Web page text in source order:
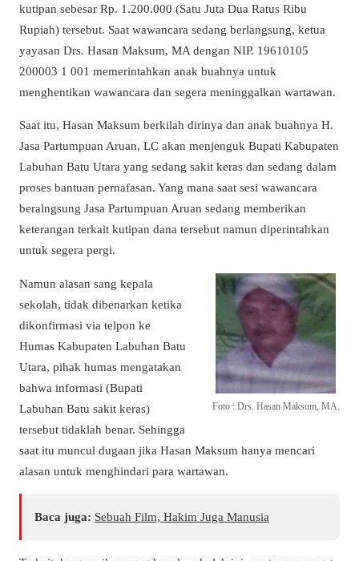
kutipan sebesar Rp. 1.200.000 (Satu Juta Dua Ratus Ribu
Rupiah) tersebut. Saat wawancara sedang berlangsung, ketua
yayasan Drs. Hasan Maksum, MA dengan NIP. 19610105
200003 1 001 memerintahkan anak buahnya untuk
menghentikan wawancara dan segera meninggalkan wartawan.
Saat itu, Hasan Maksum berkilah dirinya dan anak buahnya H.
Jasa Partumpuan Aruan, LC akan menjenguk Bupati Kabupaten
Labuhan Batu Utara yang sedang sakit keras dan sedang dalam
proses bantuan pernafasan. Yang mana saat sesi wawancara
beralngsung Jasa Partumpuan Aruan sedang memberikan
keterangan terkait kutipan dana tersebut namun diperintahkan
untuk segera pergi.
Foto : Drs. Hasan Maksum, MA.
Namun alasan sang kepala
sekolah, tidak dibenarkan ketika
dikonfirmasi via telpon ke
Humas Kabupaten Labuhan Batu
Utara, pihak humas mengatakan
bahwa informasi (Bupati
Labuhan Batu sakit keras)
tersebut tidaklah benar. Sehingga
saat itu muncul dugaan jika Hasan Maksum hanya mencari
alasan untuk menghindari para wartawan.
Baca juga: Sebuah Film, Hakim Juga Manusia